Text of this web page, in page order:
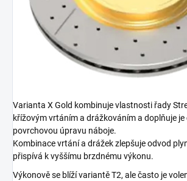
Varianta X Gold kombinuje vlastnosti řady
křížovým vrtáním a drážkováním a doplňuje
povrchovou úpravu náboje.
Kombinace vrtání a drážek zlepšuje odvod
přispívá k vyššímu brzdnému výkonu.
Výkonově se blíží variantě T2, ale často je